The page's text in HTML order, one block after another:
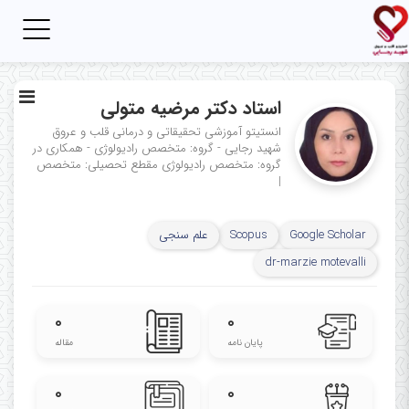
استاد دکتر مرضیه متولی
انستیتو آموزشی تحقیقاتی و درمانی قلب و عروق
شهید رجایی - گروه: متخصص رادیولوژی - همکاری در
گروه: متخصص رادیولوژی مقطع تحصیلی: متخصص
|
Google Scholar
Scopus
علم سنجی
dr-marzie motevalli
۰
پایان نامه
۰
مقاله
۰ ۰